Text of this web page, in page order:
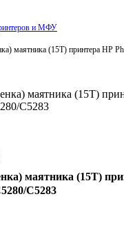
и МФУ
маятника (15Т) принтера HP
маятника (15Т)
С5283